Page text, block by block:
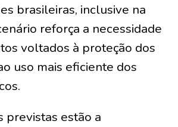
brasileiras, inclusive na
reforça a necessidade
voltados à proteção dos
uso mais eficiente dos
previstas estão a